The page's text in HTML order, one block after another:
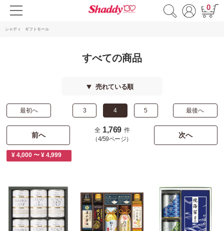
0
シャディ ギフトモール
すべての商品
売れている順
最初へ 3 4 5 最後へ
前へ 次へ
全 1,769 件
（4/59ページ）
¥ 4,000 〜 ¥ 4,999